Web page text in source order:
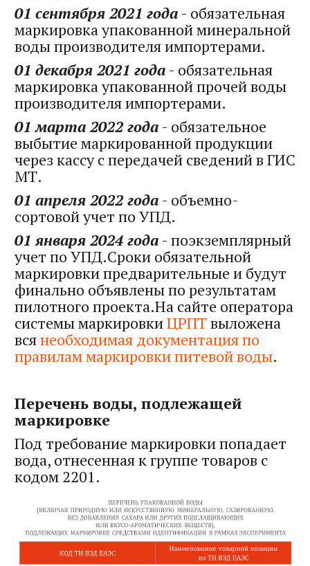
01 сентября 2021 года - обязательная
маркировка упакованной минеральной
воды производителя импортерами.
01 декабря 2021 года - обязательная
маркировка упакованной прочей воды
производителя импортерами.
01 марта 2022 года - обязательное
выбытие маркированной продукции
через кассу с передачей сведений в ГИС
МТ.
01 апреля 2022 года - объемно-
сортовой учет по УПД.
01 января 2024 года - поэкземплярный
учет по УПД.Сроки обязательной
маркировки предварительные и будут
финально объявлены по результатам
пилотного проекта.На сайте оператора
системы маркировкиЦРПТвыложена
всянеобходимая документация по
правилам маркировки питевой воды.
Перечень воды, подлежащей
маркировке
Под требование маркировки попадает
вода, отнесенная к группе товаров с
кодом 2201.